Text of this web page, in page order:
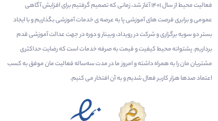
فعالیت محیط از سال 1401 آغاز شد، زمانی که تصمیم گرفتیم برای افزایش آگاهی
عمومی و برابری فرصت های آموزشی پا به عرصه ی خدمات آموزشی بگذاریم و با ایجاد
بستر دو سویه برگزاری و شرکت در رویداد، وبینار و دوره در جهت عدالت آموزشی قدم
برداریم. پشتوانه محیط کیفیت و قیمت به صرفه خدمات است که رضایت حداکثری
مشتریان مان را به همراه داشته و امروز ما در مدت سه‌ساله فعالیت مان موفق به کسب
اعتماد صدها هزار کاربر فعال شدیم و به آن افتخار می‌ کنیم.